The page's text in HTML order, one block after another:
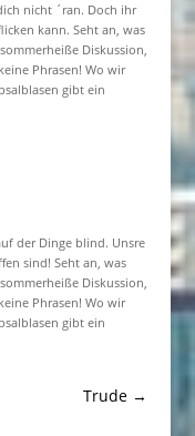
nicht ´ran. Doch ihr
kann. Seht an, was
Diskussion,
Phrasen! Wo wir
gibt ein
der Dinge blind. Unsre
sind! Seht an, was
Diskussion,
Phrasen! Wo wir
gibt ein
Trude →